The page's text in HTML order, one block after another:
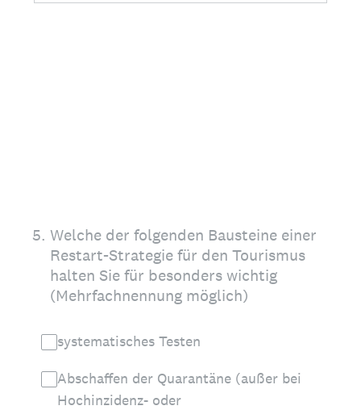
5. Welche der folgenden Bausteine einer
Restart-Strategie für den Tourismus
halten Sie für besonders wichtig
(Mehrfachnennung möglich)
systematisches Testen
Abschaffen der Quarantäne (außer bei
Hochinzidenz- oder